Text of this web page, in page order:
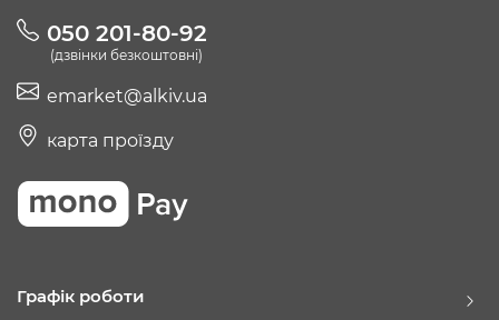
050 201-80-92
(дзвінки безкоштовні)
emarket@alkiv.ua
карта проїзду
Графік роботи